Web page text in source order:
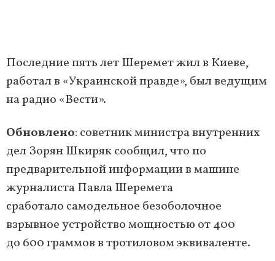
Последние пять лет Шеремет жил в Киеве,
работал в «Украинской правде», был ведущим
на радио «Вести».
Обновлено: советник министра внутренних
дел Зорян Шкиряк сообщил, что по
предварительной информации в машине
журналиста Павла Шеремета
сработало самодельное безоболочное
взрывное устройство мощностью от 400
до 600 граммов в тротиловом эквиваленте.